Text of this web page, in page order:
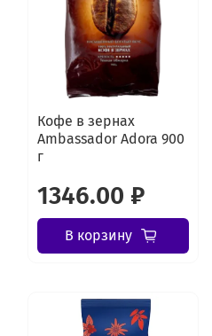
Кофе в зернах
Ambassador Adora 900
г
1346.00 ₽
В корзину